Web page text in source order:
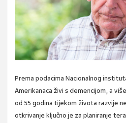
Prema podacima Nacionalnog
Amerikanaca živi s demencijom, a
od 55 godina tijekom života razvije
otkrivanje ključno je za planiranje